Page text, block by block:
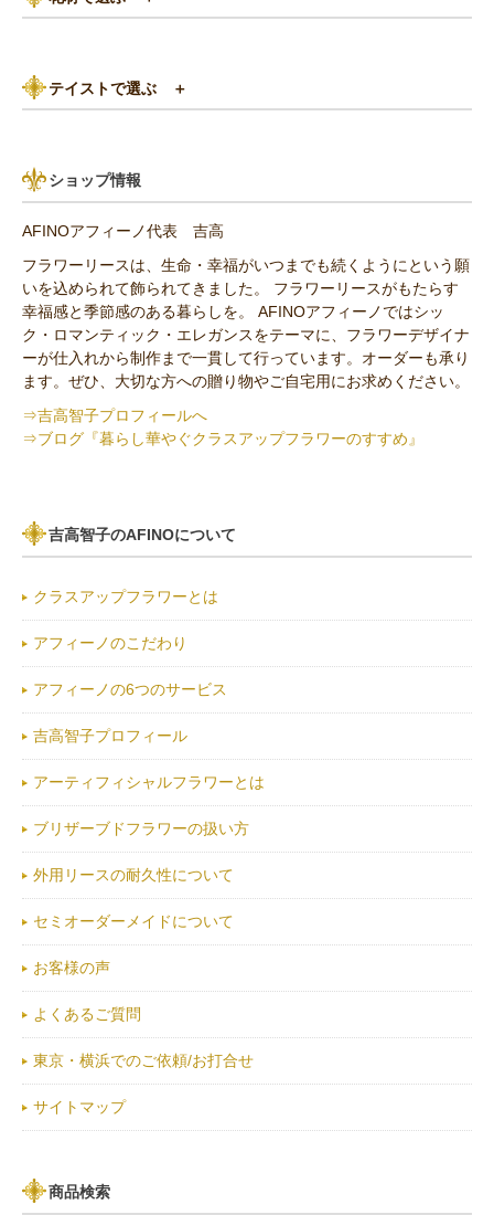
赤（レッド）系
グリーン（緑色）系
3,000円～5,000円
8,000円～10,000円
あじさい
ひまわり
その他の花材
セミオーダー作品
テイストで選ぶ ＋
アンティーク
ショップ情報
AFINOアフィーノ代表 吉高
フラワーリースは、生命・幸福がいつまでも続くようにという願
いを込められて飾られてきました。 フラワーリースがもたらす
幸福感と季節感のある暮らしを。 AFINOアフィーノではシッ
ク・ロマンティック・エレガンスをテーマに、フラワーデザイナ
ーが仕入れから制作まで一貫して行っています。オーダーも承り
ます。ぜひ、大切な方への贈り物やご自宅用にお求めください。
⇒吉高智子プロフィールへ
⇒ブログ『暮らし華やぐクラスアップフラワーのすすめ』
吉高智子のAFINOについて
クラスアップフラワーとは
アフィーノのこだわり
アフィーノの6つのサービス
吉高智子プロフィール
アーティフィシャルフラワーとは
ブリザーブドフラワーの扱い方
外用リースの耐久性について
セミオーダーメイドについて
お客様の声
よくあるご質問
東京・横浜でのご依頼/お打合せ
サイトマップ
商品検索